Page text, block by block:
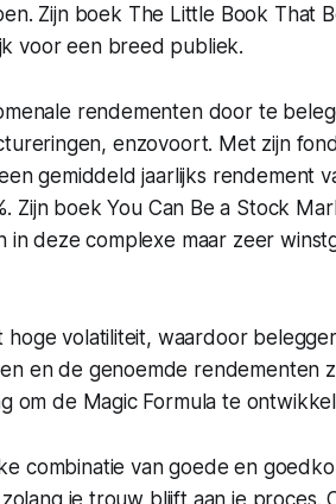
Zijn boek The Little Book That
voor een breed publiek.
rendementen door te
enzovoort. Met zijn
gemiddeld jaarlijks rendement
Zijn boekYou Can Be a Stock
deze complexe maar zeer
volatiliteit, waardoor
en de genoemde rendementen
om de Magic Formula te
combinatie van goede en
je trouw blijft aan je proces.